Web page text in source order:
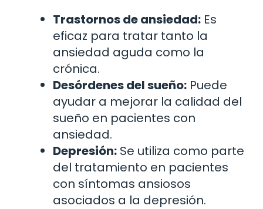
Trastornos de ansiedad: Es
eficaz para tratar tanto la
ansiedad aguda como la
crónica.
Desórdenes del sueño: Puede
ayudar a mejorar la calidad del
sueño en pacientes con
ansiedad.
Depresión: Se utiliza como parte
del tratamiento en pacientes
con síntomas ansiosos
asociados a la depresión.